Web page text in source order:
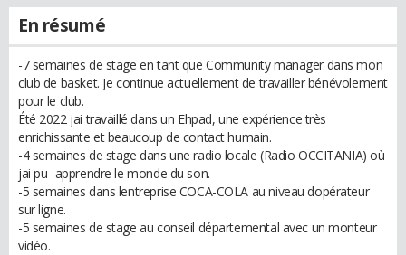
En résumé
-7 semaines de stage en tant que Community manager dans mon
club de basket. Je continue actuellement de travailler bénévolement
pour le club.
Été 2022 jai travaillé dans un Ehpad, une expérience très
enrichissante et beaucoup de contact humain.
-4 semaines de stage dans une radio locale (Radio OCCITANIA) où
jai pu -apprendre le monde du son.
-5 semaines dans lentreprise COCA-COLA au niveau dopérateur
sur ligne.
-5 semaines de stage au conseil départemental avec un monteur
vidéo.